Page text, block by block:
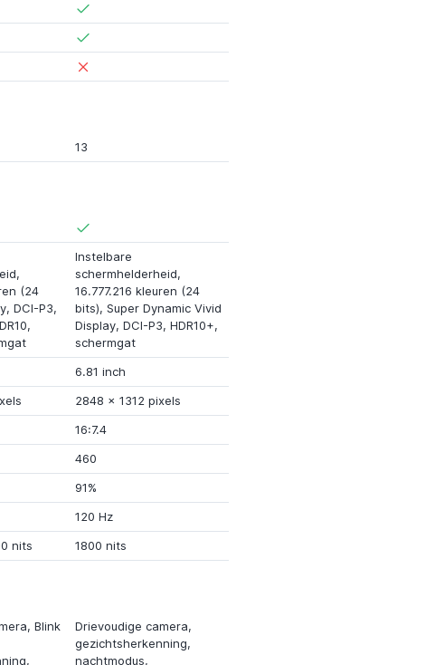
13
(24
, DCI-P3,
,
Instelbare
schermhelderheid,
16.777.216 kleuren (24
bits), Super Dynamic Vivid
Display, DCI-P3, HDR10+,
schermgat
6.81 inch
2848 x 1312 pixels
16:7.4
460
91%
120 Hz
nits 1800 nits
, Blink
Drievoudige camera,
gezichtsherkenning,
nachtmodus,